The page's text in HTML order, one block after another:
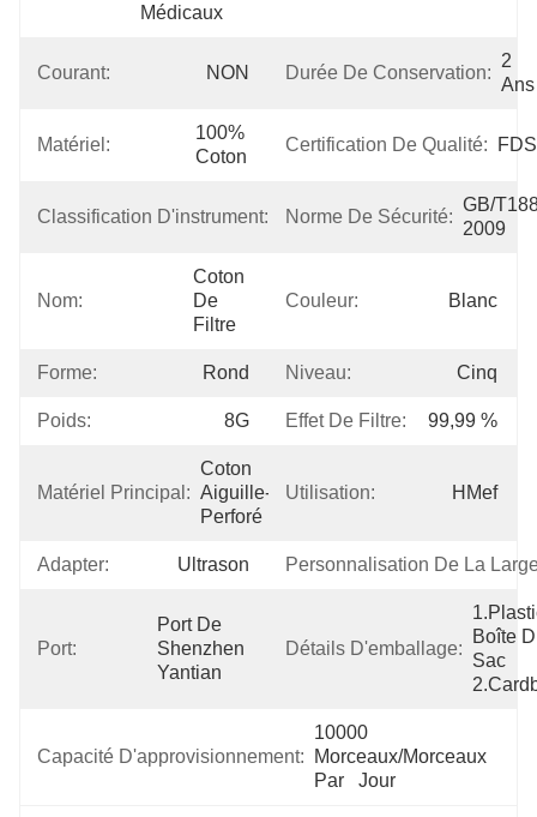
Médicaux
Courant: NON Durée De Conservation:
2
Ans
Matériel:
100%
Coton
Certification De Qualité: FDS
Classification D'instrument:
Classe
Norme De Sécurité:
GB/
2009
Nom:
Coton
De
Filtre
Couleur: Blanc
Forme: Rond Niveau: Cinq
Poids: 8G Effet De Filtre: 99,99 %
Matériel Principal:
Coton
Aiguille-
Perforé
Utilisation: HMef
Adapter: Ultrason Personnalisation De La
Port:
Port De
Shenzhen
Yantian
Détails D'emballage:
Boîte
Sac
Capacité D'approvisionnement:
10000
Morceaux/morceaux
Par   Jour